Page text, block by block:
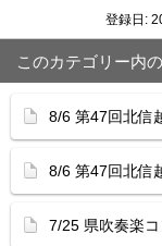
登録日:
このカテゴリー内
8/6 第47回北信
8/6 第47回北信
7/25 県吹奏楽